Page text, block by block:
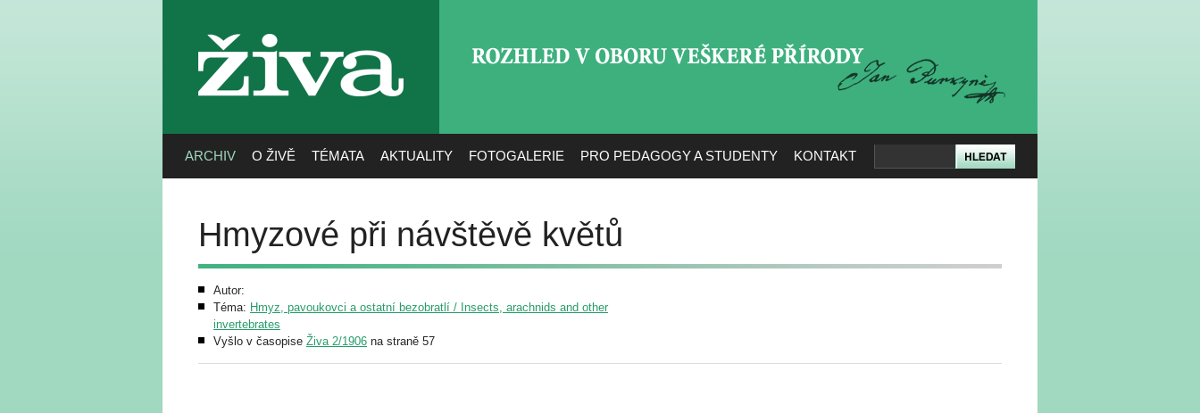
živa
ARCHIV O ŽIVĚ TÉMATA AKTUALITY FOTOGALERIE PRO PEDAGOGY A STUDENTY KONTAKT
Hmyzové při návštěvě květů
Autor:
Téma: Hmyz, pavoukovci a ostatní bezobratlí / Insects, arachnids and other
invertebrates
Vyšlo v časopise Živa 2/1906 na straně 57